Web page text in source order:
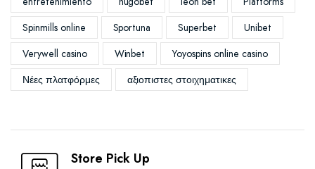
Spinmills online
Sportuna Superbet
Unibet
Verywell casino
Winbet
Yoyospins online casino
Νέες πλατφόρμες
αξιοπιστες στοιχηματικες
Store Pick Up